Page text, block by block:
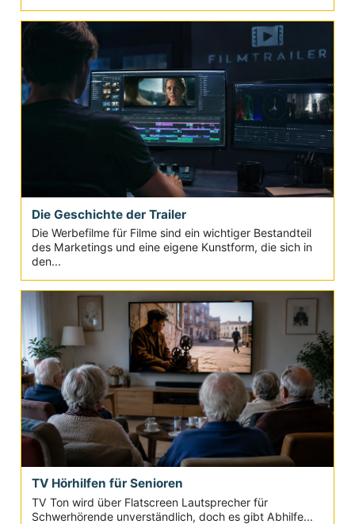
Die Geschichte der Trailer
Die Werbefilme für Filme sind ein wichtiger Bestandteil
des Marketings und eine eigene Kunstform, die sich in
den...
TV Hörhilfen für Senioren
TV Ton wird über Flatscreen Lautsprecher für
Schwerhörende unverständlich, doch es gibt Abhilfe...